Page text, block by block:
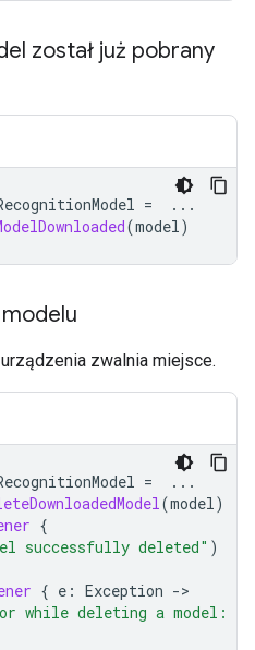
został już pobrany
=
...
(model)
zwalnia miejsce.
=
...
(model)
{
successfully deleted" )
{ e : Exception ->
while deleting a model: